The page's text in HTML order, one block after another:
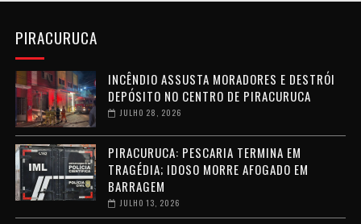
PIRACURUCA
INCÊNDIO ASSUSTA MORADORES E DESTRÓI
DEPÓSITO NO CENTRO DE PIRACURUCA
JULHO 28, 2026
PIRACURUCA: PESCARIA TERMINA EM
TRAGÉDIA; IDOSO MORRE AFOGADO EM
BARRAGEM
JULHO 13, 2026